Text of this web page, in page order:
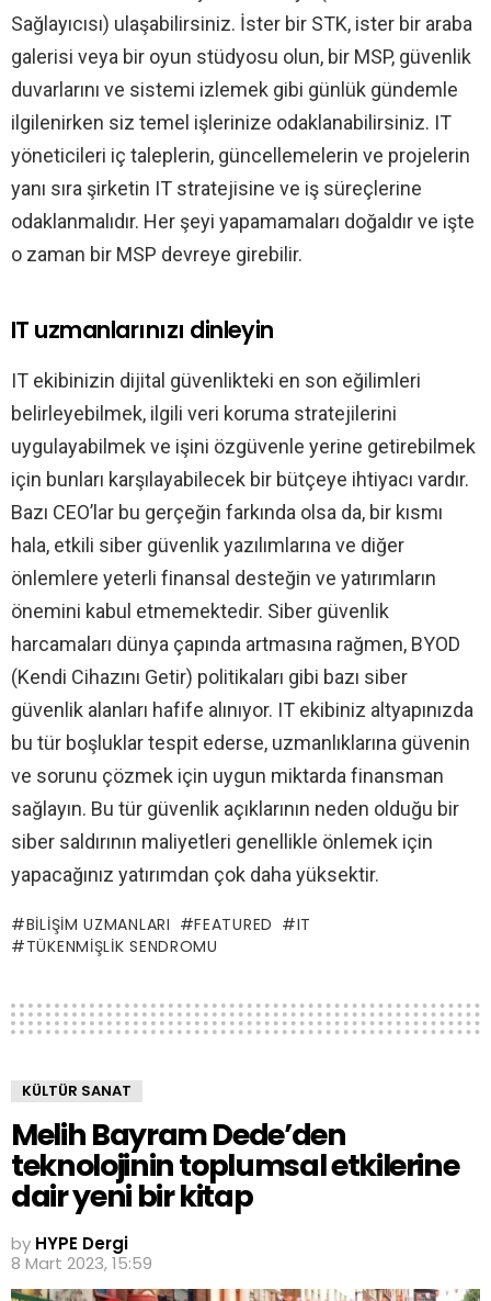
Sağlayıcısı) ulaşabilirsiniz. İster bir STK, ister bir araba
galerisi veya bir oyun stüdyosu olun, bir MSP, güvenlik
duvarlarını ve sistemi izlemek gibi günlük gündemle
ilgilenirken siz temel işlerinize odaklanabilirsiniz. IT
yöneticileri iç taleplerin, güncellemelerin ve projelerin
yanı sıra şirketin IT stratejisine ve iş süreçlerine
odaklanmalıdır. Her şeyi yapamamaları doğaldır ve işte
o zaman bir MSP devreye girebilir.
IT uzmanlarınızı dinleyin
IT ekibinizin dijital güvenlikteki en son eğilimleri
belirleyebilmek, ilgili veri koruma stratejilerini
uygulayabilmek ve işini özgüvenle yerine getirebilmek
için bunları karşılayabilecek bir bütçeye ihtiyacı vardır.
Bazı CEO’lar bu gerçeğin farkında olsa da, bir kısmı
hala, etkili siber güvenlik yazılımlarına ve diğer
önlemlere yeterli finansal desteğin ve yatırımların
önemini kabul etmemektedir. Siber güvenlik
harcamaları dünya çapında artmasına rağmen, BYOD
(Kendi Cihazını Getir) politikaları gibi bazı siber
güvenlik alanları hafife alınıyor. IT ekibiniz altyapınızda
bu tür boşluklar tespit ederse, uzmanlıklarına güvenin
ve sorunu çözmek için uygun miktarda finansman
sağlayın. Bu tür güvenlik açıklarının neden olduğu bir
siber saldırının maliyetleri genellikle önlemek için
yapacağınız yatırımdan çok daha yüksektir.
BILIŞIM UZMANLARI FEATURED
IT
TÜKENMIŞLIK SENDROMU
KÜLTÜR SANAT
Melih Bayram Dede’den
teknolojinin toplumsal etkilerine
dair yeni bir kitap
by HYPE Dergi
8 Mart 2023, 15:59